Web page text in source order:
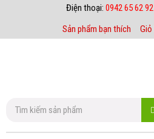
Điện thoại: 0942 65 62
Sản phẩm bạn thích
Giỏ